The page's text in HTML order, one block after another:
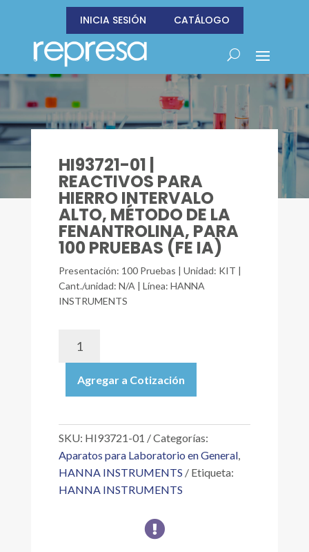
INICIA SESIÓN CATÁLOGO
HI93721-01 |
REACTIVOS PARA
HIERRO INTERVALO
ALTO, MÉTODO DE LA
FENANTROLINA, PARA
100 PRUEBAS (FE IA)
Presentación: 100 Pruebas | Unidad: KIT |
Cant./unidad: N/A | Línea: HANNA
INSTRUMENTS
REACTIVOS
PARA
INTERVALO
MÉTODO
DE
LA
Agregar a Cotización
SKU: HI93721-01
Categorías:
Aparatos para Laboratorio en General,
HANNA INSTRUMENTS
Etiqueta:
HANNA INSTRUMENTS
